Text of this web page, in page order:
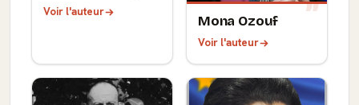
Voir l'auteur
Mona Ozouf
Voir l'auteur